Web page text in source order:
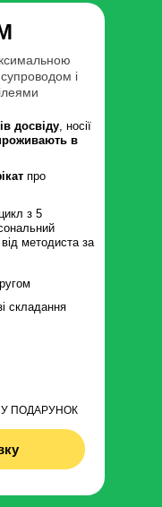
про
досвіду, носії
в
супроводом і
складання
з 5
методиста за
У ПОДАРУНОК